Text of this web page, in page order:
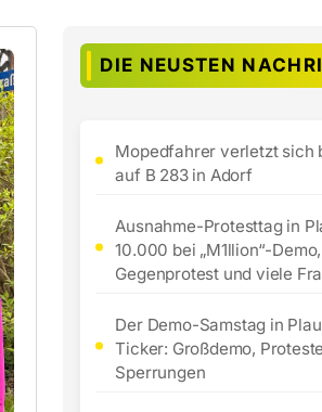
DIE NEUSTEN
Mopedfahrer verletzt sich
auf B 283 in Adorf
Ausnahme-Protesttag in
10.000 bei „M1llion“-
Gegenprotest und viele
Der Demo-Samstag in
Ticker: Großdemo,
Sperrungen